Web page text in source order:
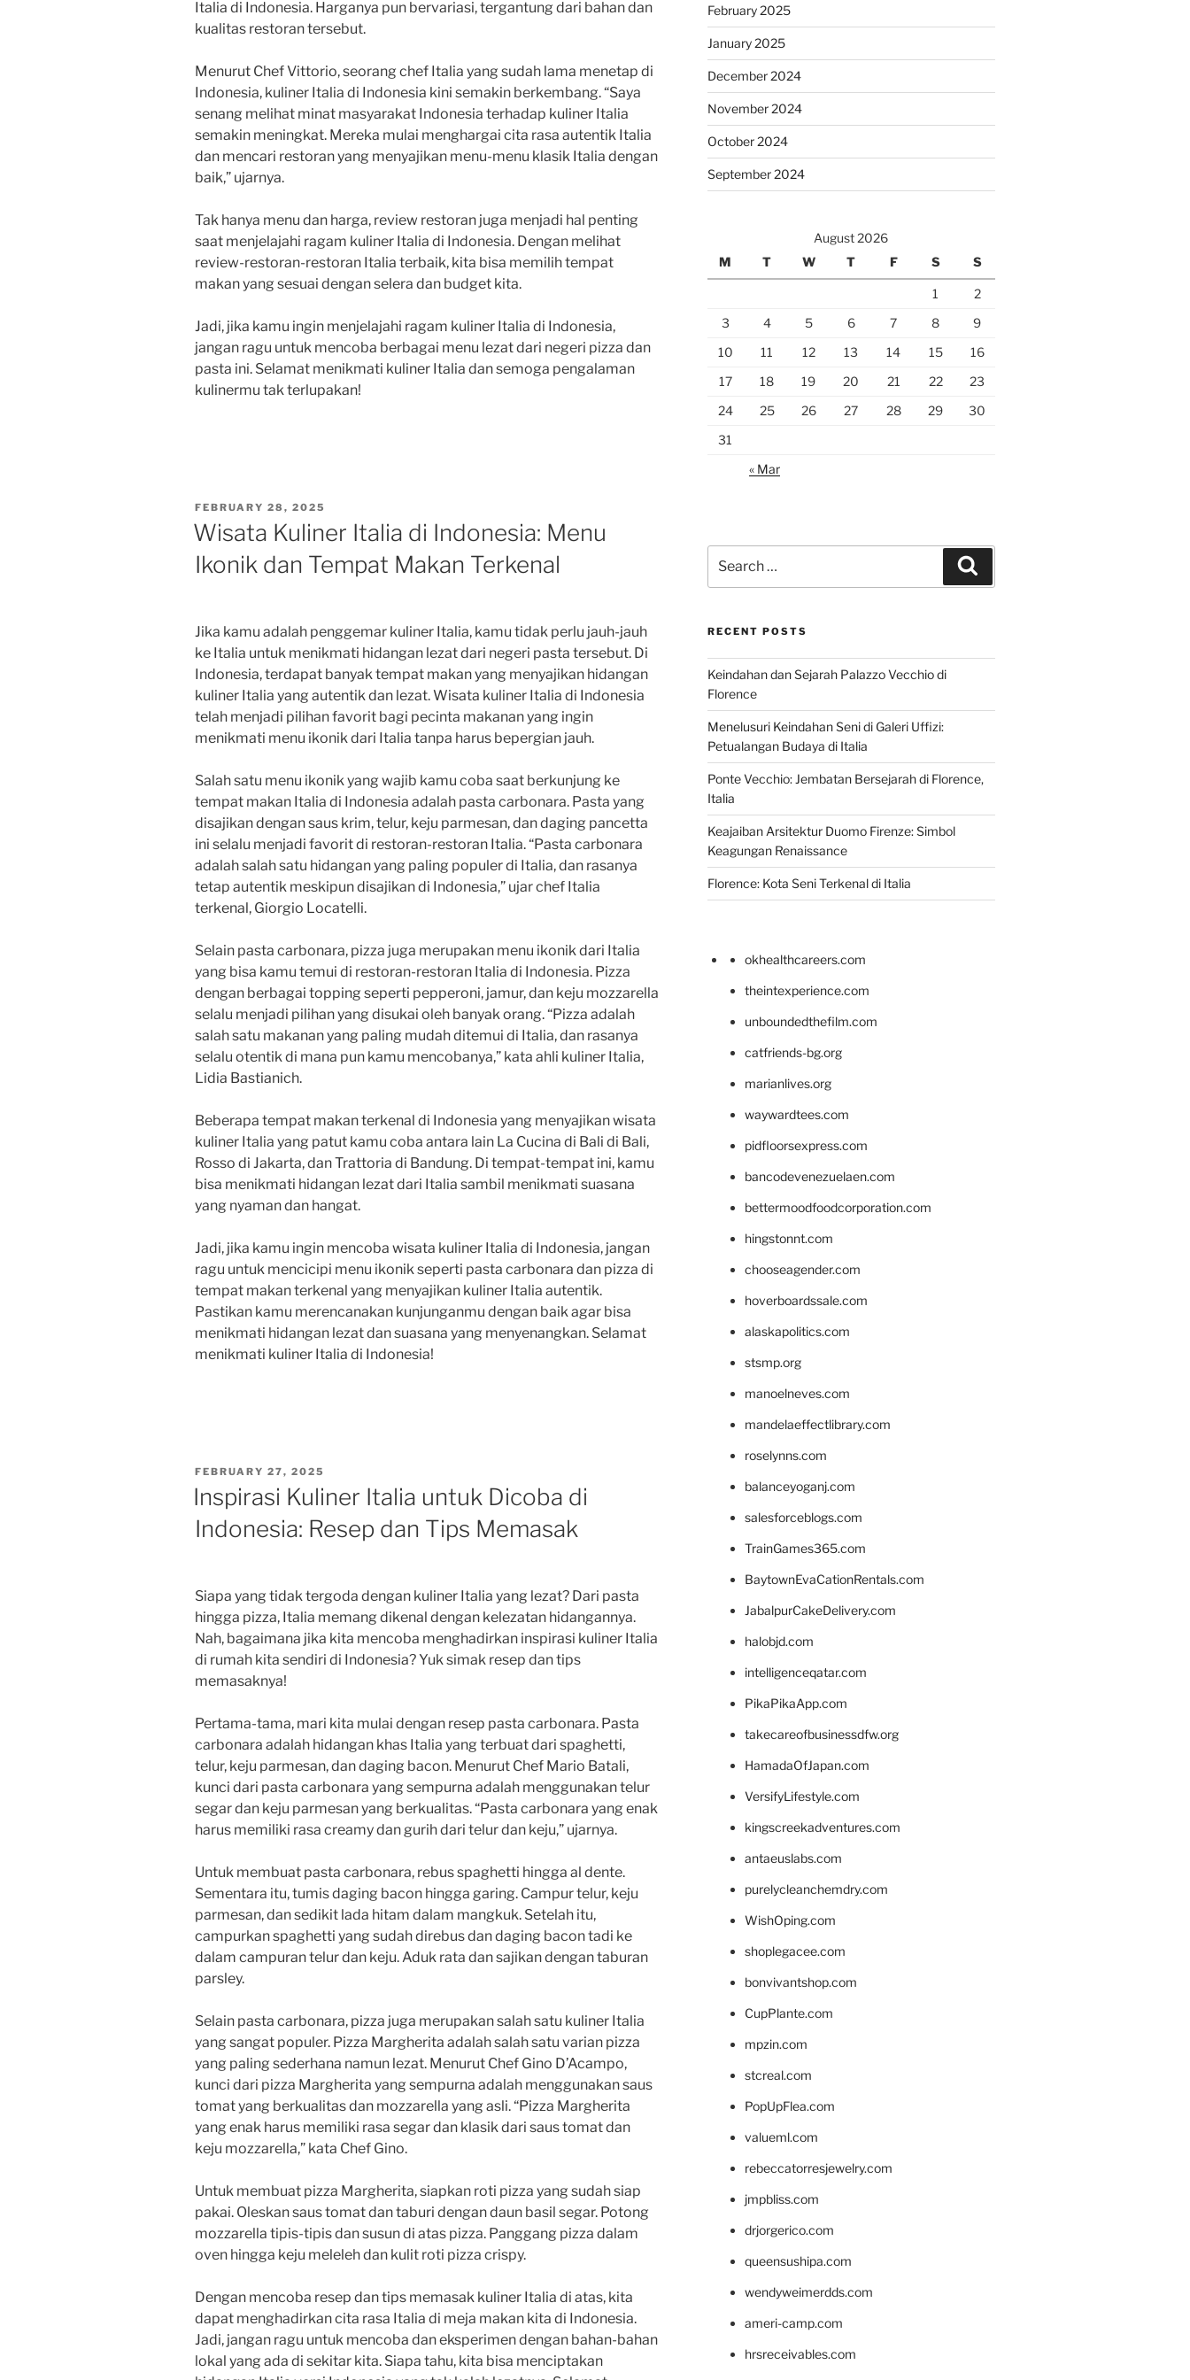
Italia di Indonesia. Harganya pun bervariasi, tergantung dari bahan dan
kualitas restoran tersebut.
Menurut Chef Vittorio, seorang chef Italia yang sudah lama menetap di
Indonesia, kuliner Italia di Indonesia kini semakin berkembang. “Saya
senang melihat minat masyarakat Indonesia terhadap kuliner Italia
semakin meningkat. Mereka mulai menghargai cita rasa autentik Italia
dan mencari restoran yang menyajikan menu-menu klasik Italia dengan
baik,” ujarnya.
Tak hanya menu dan harga, review restoran juga menjadi hal penting
saat menjelajahi ragam kuliner Italia di Indonesia. Dengan melihat
review-restoran-restoran Italia terbaik, kita bisa memilih tempat
makan yang sesuai dengan selera dan budget kita.
Jadi, jika kamu ingin menjelajahi ragam kuliner Italia di Indonesia,
jangan ragu untuk mencoba berbagai menu lezat dari negeri pizza dan
pasta ini. Selamat menikmati kuliner Italia dan semoga pengalaman
kulinermu tak terlupakan!
POSTED
FEBRUARY 28, 2025
Wisata Kuliner Italia di Indonesia: Menu
Ikonik dan Tempat Makan Terkenal
Jika kamu adalah penggemar kuliner Italia, kamu tidak perlu jauh-jauh
ke Italia untuk menikmati hidangan lezat dari negeri pasta tersebut. Di
Indonesia, terdapat banyak tempat makan yang menyajikan hidangan
kuliner Italia yang autentik dan lezat. Wisata kuliner Italia di Indonesia
telah menjadi pilihan favorit bagi pecinta makanan yang ingin
menikmati menu ikonik dari Italia tanpa harus bepergian jauh.
Salah satu menu ikonik yang wajib kamu coba saat berkunjung ke
tempat makan Italia di Indonesia adalah pasta carbonara. Pasta yang
disajikan dengan saus krim, telur, keju parmesan, dan daging pancetta
ini selalu menjadi favorit di restoran-restoran Italia. “Pasta carbonara
adalah salah satu hidangan yang paling populer di Italia, dan rasanya
tetap autentik meskipun disajikan di Indonesia,” ujar chef Italia
terkenal, Giorgio Locatelli.
Selain pasta carbonara, pizza juga merupakan menu ikonik dari Italia
yang bisa kamu temui di restoran-restoran Italia di Indonesia. Pizza
dengan berbagai topping seperti pepperoni, jamur, dan keju mozzarella
selalu menjadi pilihan yang disukai oleh banyak orang. “Pizza adalah
salah satu makanan yang paling mudah ditemui di Italia, dan rasanya
selalu otentik di mana pun kamu mencobanya,” kata ahli kuliner Italia,
Lidia Bastianich.
Beberapa tempat makan terkenal di Indonesia yang menyajikan wisata
kuliner Italia yang patut kamu coba antara lain La Cucina di Bali di Bali,
Rosso di Jakarta, dan Trattoria di Bandung. Di tempat-tempat ini, kamu
bisa menikmati hidangan lezat dari Italia sambil menikmati suasana
yang nyaman dan hangat.
Jadi, jika kamu ingin mencoba wisata kuliner Italia di Indonesia, jangan
ragu untuk mencicipi menu ikonik seperti pasta carbonara dan pizza di
tempat makan terkenal yang menyajikan kuliner Italia autentik.
Pastikan kamu merencanakan kunjunganmu dengan baik agar bisa
menikmati hidangan lezat dan suasana yang menyenangkan. Selamat
menikmati kuliner Italia di Indonesia!
POSTED
ON
FEBRUARY 27, 2025
Inspirasi Kuliner Italia untuk Dicoba di
Indonesia: Resep dan Tips Memasak
Siapa yang tidak tergoda dengan kuliner Italia yang lezat? Dari pasta
hingga pizza, Italia memang dikenal dengan kelezatan hidangannya.
Nah, bagaimana jika kita mencoba menghadirkan inspirasi kuliner Italia
di rumah kita sendiri di Indonesia? Yuk simak resep dan tips
memasaknya!
Pertama-tama, mari kita mulai dengan resep pasta carbonara. Pasta
carbonara adalah hidangan khas Italia yang terbuat dari spaghetti,
telur, keju parmesan, dan daging bacon. Menurut Chef Mario Batali,
kunci dari pasta carbonara yang sempurna adalah menggunakan telur
segar dan keju parmesan yang berkualitas. “Pasta carbonara yang enak
harus memiliki rasa creamy dan gurih dari telur dan keju,” ujarnya.
Untuk membuat pasta carbonara, rebus spaghetti hingga al dente.
Sementara itu, tumis daging bacon hingga garing. Campur telur, keju
parmesan, dan sedikit lada hitam dalam mangkuk. Setelah itu,
campurkan spaghetti yang sudah direbus dan daging bacon tadi ke
dalam campuran telur dan keju. Aduk rata dan sajikan dengan taburan
parsley.
Selain pasta carbonara, pizza juga merupakan salah satu kuliner Italia
yang sangat populer. Pizza Margherita adalah salah satu varian pizza
yang paling sederhana namun lezat. Menurut Chef Gino D’Acampo,
kunci dari pizza Margherita yang sempurna adalah menggunakan saus
tomat yang berkualitas dan mozzarella yang asli. “Pizza Margherita
yang enak harus memiliki rasa segar dan klasik dari saus tomat dan
keju mozzarella,” kata Chef Gino.
Untuk membuat pizza Margherita, siapkan roti pizza yang sudah siap
pakai. Oleskan saus tomat dan taburi dengan daun basil segar. Potong
mozzarella tipis-tipis dan susun di atas pizza. Panggang pizza dalam
oven hingga keju meleleh dan kulit roti pizza crispy.
Dengan mencoba resep dan tips memasak kuliner Italia di atas, kita
dapat menghadirkan cita rasa Italia di meja makan kita di Indonesia.
Jadi, jangan ragu untuk mencoba dan eksperimen dengan bahan-bahan
lokal yang ada di sekitar kita. Siapa tahu, kita bisa menciptakan
February 2025
January 2025
December 2024
November 2024
October 2024
September 2024
August 2026
M
T W T F S S
1
2
3
4 5 6 7 8
9
10
11 12 13 14 15
16
17
18 19 20 21 22
23
24
25 26 27 28 29
30
31
« Mar
for:
RECENT POSTS
Keindahan dan Sejarah Palazzo Vecchio di
Florence
Menelusuri Keindahan Seni di Galeri Uffizi:
Petualangan Budaya di Italia
Ponte Vecchio: Jembatan Bersejarah di Florence,
Italia
Keajaiban Arsitektur Duomo Firenze: Simbol
Keagungan Renaissance
Florence: Kota Seni Terkenal di Italia
okhealthcareers.com
theintexperience.com
unboundedthefilm.com
catfriends-bg.org
marianlives.org
waywardtees.com
pidfloorsexpress.com
bancodevenezuelaen.com
bettermoodfoodcorporation.com
hingstonnt.com
chooseagender.com
hoverboardssale.com
alaskapolitics.com
stsmp.org
manoelneves.com
mandelaeffectlibrary.com
roselynns.com
balanceyoganj.com
salesforceblogs.com
TrainGames365.com
BaytownEvaCationRentals.com
JabalpurCakeDelivery.com
halobjd.com
intelligenceqatar.com
PikaPikaApp.com
takecareofbusinessdfw.org
HamadaOfJapan.com
VersifyLifestyle.com
kingscreekadventures.com
antaeuslabs.com
purelycleanchemdry.com
WishOping.com
shoplegacee.com
bonvivantshop.com
CupPlante.com
mpzin.com
stcreal.com
PopUpFlea.com
valueml.com
rebeccatorresjewelry.com
jmpbliss.com
drjorgerico.com
queensushipa.com
wendyweimerdds.com
ameri-camp.com
hrsreceivables.com